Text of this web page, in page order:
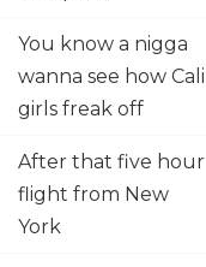
You know a nigga
wanna see how Cali
girls freak off
After that five hour
flight from New
York